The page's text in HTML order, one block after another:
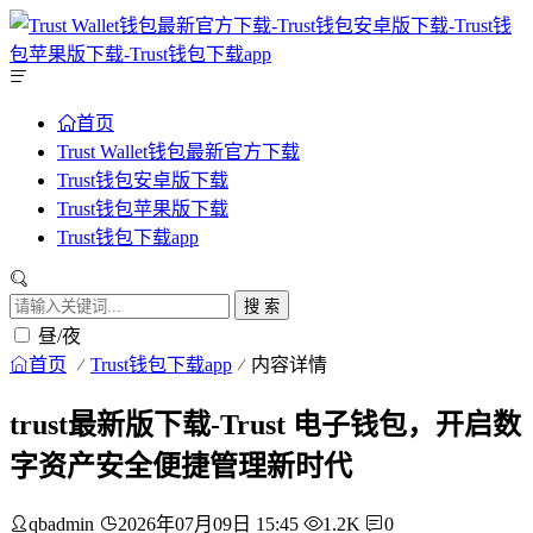
首页
Trust Wallet钱包最新官方下载
Trust钱包安卓版下载
Trust钱包苹果版下载
Trust钱包下载app
搜 索
昼/夜
首页 Trust钱包下载app 内容详情
trust最新版下载-Trust 电子钱包，开启数
字资产安全便捷管理新时代
qbadmin 2026年07月09日 15:45 1.2K 0